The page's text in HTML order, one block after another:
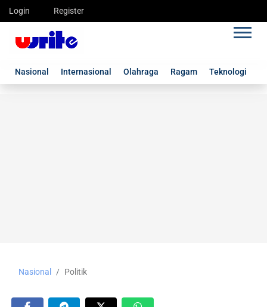
Login Register
Nasional Internasional Olahraga Ragam Teknologi
Nasional Politik